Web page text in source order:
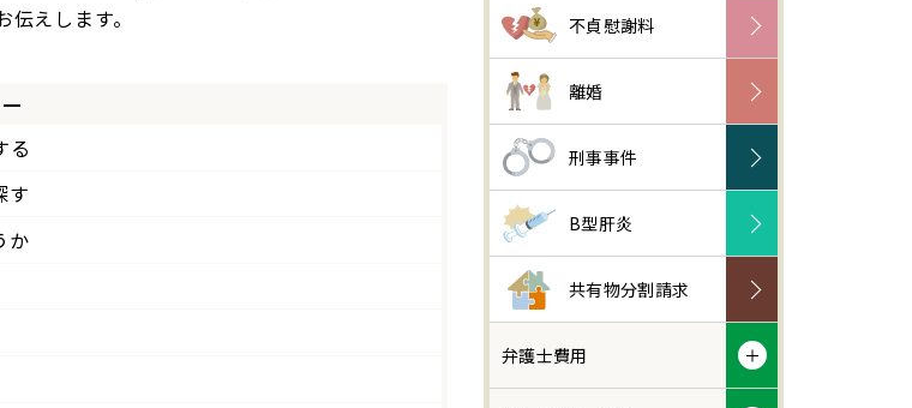
えします。
る
す
か
不貞慰謝料
離婚
刑事事件
B型肝炎
共有物分割請求
弁護士費用